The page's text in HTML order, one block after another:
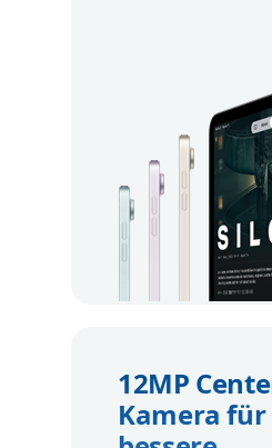
12MP
Kamera für